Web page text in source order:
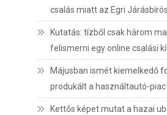
csalás miatt az Egri
Kutatás: tízből csak három
felismerni egy online csalási
Májusban ismét kiemelkedő
produkált a használtautó-piac
Kettős képet mutat a hazai